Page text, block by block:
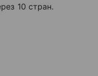
10 стран.